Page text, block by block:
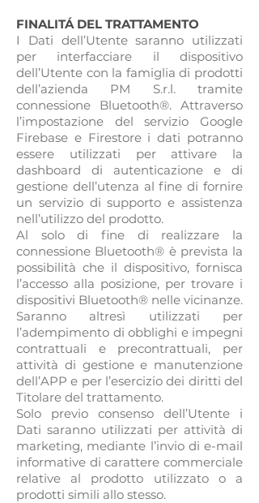
FINALITÁ DEL TRATTAMENTO
I Dati dell’Utente saranno utilizzati
per interfacciare il dispositivo
dell’Utente con la famiglia di prodotti
dell’azienda PM S.r.l. tramite
connessione Bluetooth®. Attraverso
l’impostazione del servizio Google
Firebase e Firestore i dati potranno
essere utilizzati per attivare la
dashboard di autenticazione e di
gestione dell’utenza al fine di fornire
un servizio di supporto e assistenza
nell’utilizzo del prodotto.
Al solo di fine di realizzare la
connessione Bluetooth® è prevista la
possibilità che il dispositivo, fornisca
l’accesso alla posizione, per trovare i
dispositivi Bluetooth® nelle vicinanze.
Saranno altresì utilizzati per
l’adempimento di obblighi e impegni
contrattuali e precontrattuali, per
attività di gestione e manutenzione
dell’APP e per l’esercizio dei diritti del
Titolare del trattamento.
Solo previo consenso dell’Utente i
Dati saranno utilizzati per attività di
marketing, mediante l’invio di e-mail
informative di carattere commerciale
relative al prodotto utilizzato o a
prodotti simili allo stesso.